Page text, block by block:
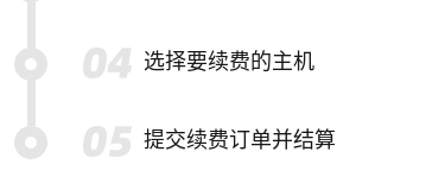
选择要续费的主机
提交续费订单并结算